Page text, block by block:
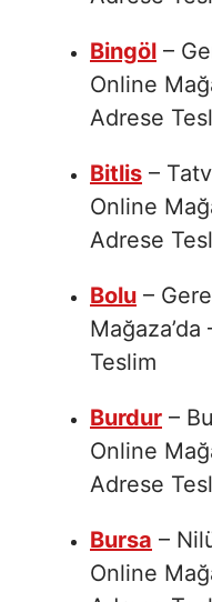
Bingöl –
Online
Adrese
Bitlis –
Online
Adrese
Bolu –
Teslim
Burdur –
Online
Adrese
Bursa –
Online